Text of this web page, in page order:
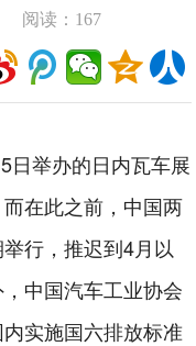
人生
阅读：167
日举办的日内瓦车展
在此之前，中国两
行，推迟到4月以
中国汽车工业协会
实施国六排放标准